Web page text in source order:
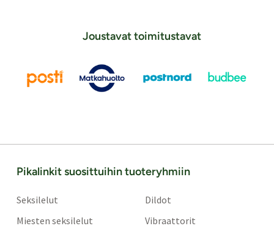
Joustavat toimitustavat
Pikalinkit suosittuihin tuoteryhmiin
Seksilelut
Miesten seksilelut
Dildot
Vibraattorit